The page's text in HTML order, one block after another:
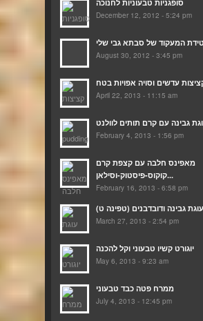
סופגניות טבעוניות לחנוכה
December 12, 2012 - 5:24 pm
August 30, 2012 - 3:45 pm
April 22, 2013 - 11:15 am
February 4, 2013 - 1:56 pm
מאפינס חלבה עם קצפת קרם
קוקוס-פיסטוק-וסילאן...
February 16, 2013 - 6:58 pm
March 27, 2013 - 2:54 pm
יוגורט קשיו טבעוני וקל להכנה
May 6, 2013 - 9:23 am
ממרח פטה כבד טבעוני
July 4, 2013 - 12:45 pm